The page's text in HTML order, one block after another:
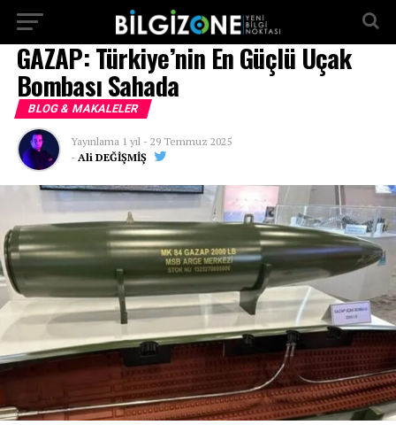
GAZAP: Türkiye’nin En Güçlü Uçak
Bombası Sahada
BLOG & MAKALELER
Yayınlama 1 yıl - 29 Temmuz 2025
- Ali DEĞİŞMİŞ